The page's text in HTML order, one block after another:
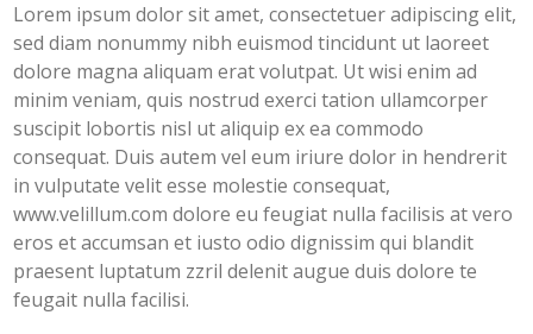
Lorem ipsum dolor sit amet, consectetuer adipiscing elit,
sed diam nonummy nibh euismod tincidunt ut laoreet
dolore magna aliquam erat volutpat. Ut wisi enim ad
minim veniam, quis nostrud exerci tation ullamcorper
suscipit lobortis nisl ut aliquip ex ea commodo
consequat. Duis autem vel eum iriure dolor in hendrerit
in vulputate velit esse molestie consequat,
www.velillum.com dolore eu feugiat nulla facilisis at vero
eros et accumsan et iusto odio dignissim qui blandit
praesent luptatum zzril delenit augue duis dolore te
feugait nulla facilisi.